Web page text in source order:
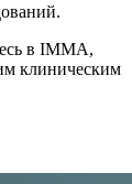
в IMMA,
клиническим